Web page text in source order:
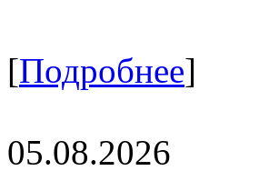
[Подробнее]
05.08.2026